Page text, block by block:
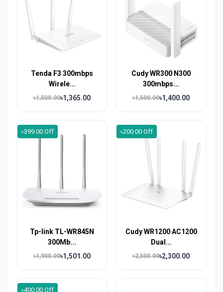
Tenda F3 300mbps
Wirele...
৳1,500.00৳1,365.00
Cudy WR300 N300
300mbps...
৳1,500.00৳1,400.00
৳399.00 Off
Tp-link TL-WR845N
300Mb...
৳1,900.00৳1,501.00
৳200.00 Off
Cudy WR1200 AC1200
Dual...
৳2,500.00৳2,300.00
৳400.00 Off